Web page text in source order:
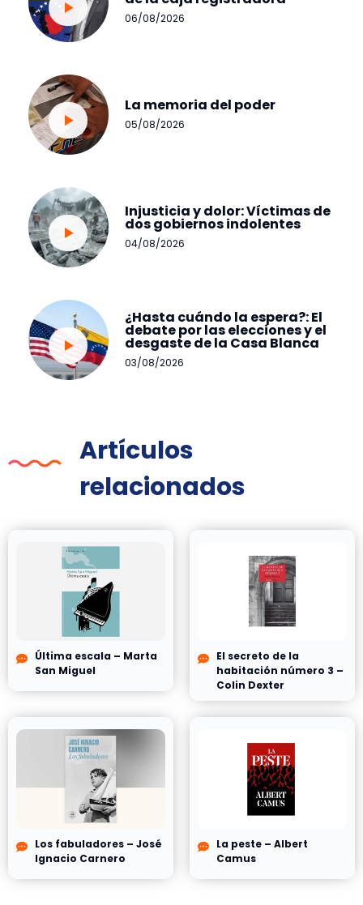
06/08/2026
La memoria del poder
05/08/2026
Injusticia y dolor: Víctimas de
dos gobiernos indolentes
04/08/2026
¿Hasta cuándo la espera?: El
debate por las elecciones y el
desgaste de la Casa Blanca
03/08/2026
Artículos
relacionados
Última escala – Marta
San Miguel
El secreto de la
habitación número 3 –
Colin Dexter
Los fabuladores – José
Ignacio Carnero
La peste – Albert
Camus